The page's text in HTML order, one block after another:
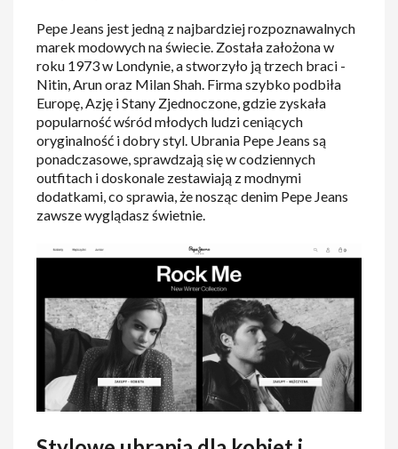
Pepe Jeans jest jedną z najbardziej rozpoznawalnych
marek modowych na świecie. Została założona w
roku 1973 w Londynie, a stworzyło ją trzech braci -
Nitin, Arun oraz Milan Shah. Firma szybko podbiła
Europę, Azję i Stany Zjednoczone, gdzie zyskała
popularność wśród młodych ludzi ceniących
oryginalność i dobry styl. Ubrania Pepe Jeans są
ponadczasowe, sprawdzają się w codziennych
outfitach i doskonale zestawiają z modnymi
dodatkami, co sprawia, że nosząc denim Pepe Jeans
zawsze wyglądasz świetnie.